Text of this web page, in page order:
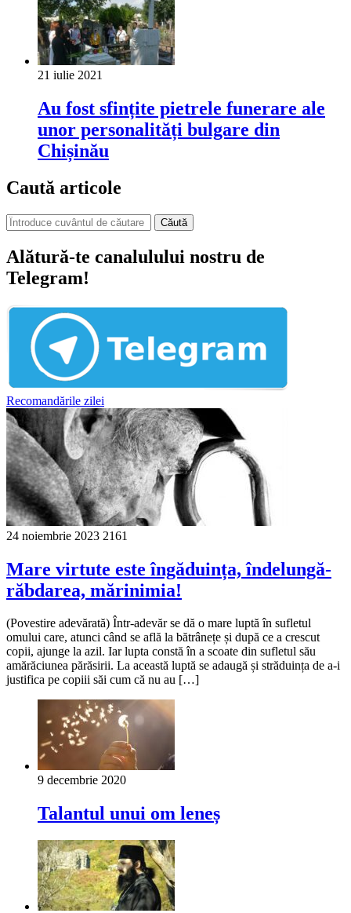
21 iulie 2021
Au fost sfințite pietrele funerare ale
unor personalități bulgare din
Chișinău
Caută articole
Căută
Alătură-te canalulului nostru de
Telegram!
Recomandările zilei
24 noiembrie 2023 2161
Mare virtute este îngăduința, îndelungă-
răbdarea, mărinimia!
(Povestire adevărată) Într-adevăr se dă o mare luptă în sufletul
omului care, atunci când se află la bătrânețe și după ce a crescut
copii, ajunge la azil. Iar lupta constă în a scoate din sufletul său
amărăciunea părăsirii. La această luptă se adaugă și străduința de a-i
justifica pe copiii săi cum că nu au […]
9 decembrie 2020
Talantul unui om leneș